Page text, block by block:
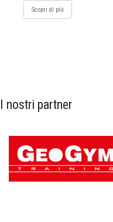
Scopri di più
I nostri partner